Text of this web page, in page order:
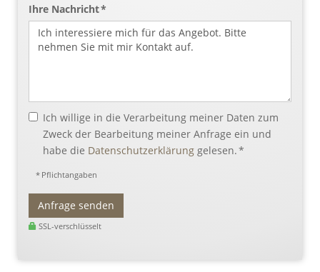
Ihre Nachricht *
Ich willige in die Verarbeitung meiner Daten zum
Zweck der Bearbeitung meiner Anfrage ein und
habe die Datenschutzerklärung gelesen. *
* Pflichtangaben
Anfrage senden
SSL-verschlüsselt